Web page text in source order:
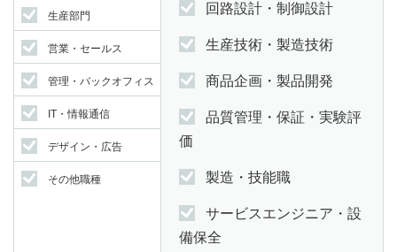
生産部門
営業・セールス
管理・バックオフィス
IT・情報通信
デザイン・広告
その他職種
回路設計・制御設計
生産技術・製造技術
商品企画・製品開発
品質管理・保証・実験評
価
製造・技能職
サービスエンジニア・設
備保全